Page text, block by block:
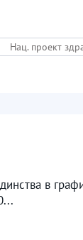
Нац. проект
в